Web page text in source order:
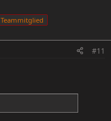
Teammitglied
#11